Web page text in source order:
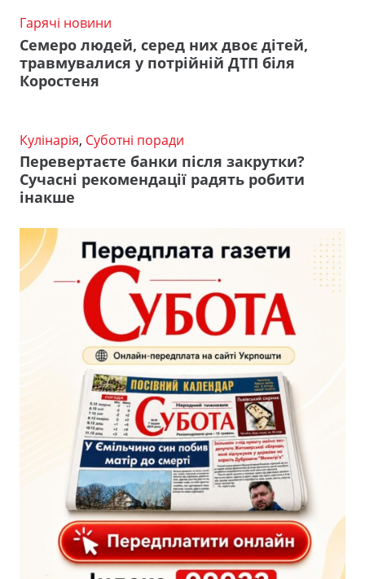
Гарячі новини
Семеро людей, серед них двоє дітей,
травмувалися у потрійній ДТП біля
Коростеня
Кулінарія, Суботні поради
Перевертаєте банки після закрутки?
Сучасні рекомендації радять робити
інакше